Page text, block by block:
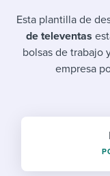
Esta plantilla de
de televentas
bolsas de trabajo
empresa